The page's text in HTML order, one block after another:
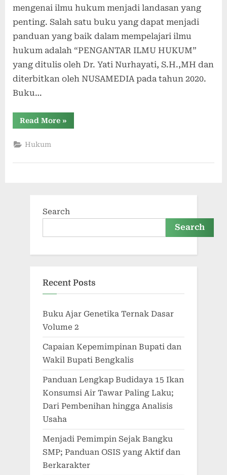
mengenai ilmu hukum menjadi landasan yang
penting. Salah satu buku yang dapat menjadi
panduan yang baik dalam mempelajari ilmu
hukum adalah “PENGANTAR ILMU HUKUM”
yang ditulis oleh Dr. Yati Nurhayati, S.H.,MH dan
diterbitkan oleh NUSAMEDIA pada tahun 2020.
Buku…
Read More“PENGANTAR
ILMU
Minat
»
Hukum
Search
Search
Recent Posts
Buku Ajar Genetika Ternak Dasar
Volume 2
Capaian Kepemimpinan Bupati dan
Wakil Bupati Bengkalis
Panduan Lengkap Budidaya 15 Ikan
Konsumsi Air Tawar Paling Laku;
Dari Pembenihan hingga Analisis
Usaha
Menjadi Pemimpin Sejak Bangku
SMP; Panduan OSIS yang Aktif dan
Berkarakter